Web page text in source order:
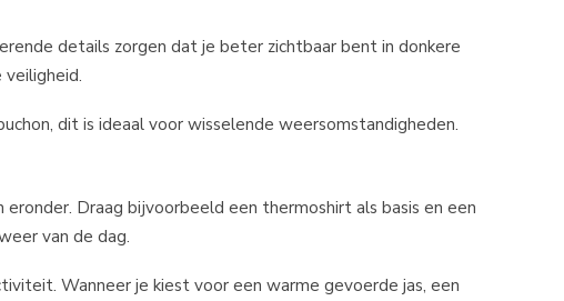
details zorgen dat je beter zichtbaar bent in donkere
dit is ideaal voor wisselende weersomstandigheden.
Draag bijvoorbeeld een thermoshirt als basis en een
van de dag.
Wanneer je kiest voor een warme gevoerde jas, een